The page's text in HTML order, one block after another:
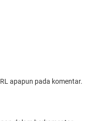
apapun pada komentar.